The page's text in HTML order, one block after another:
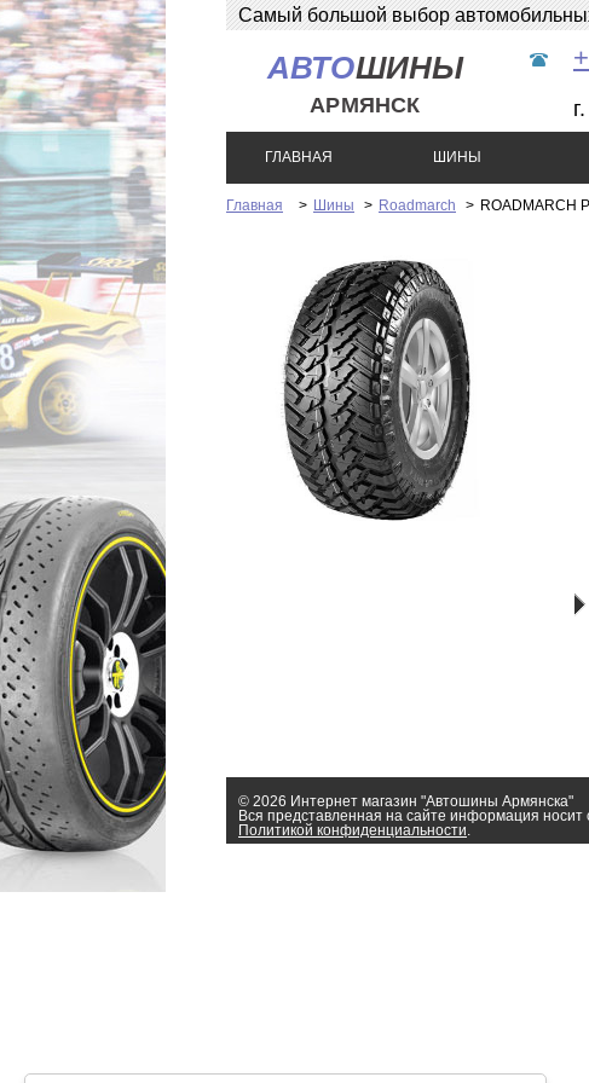
Самый большой выбор
АВТОШИНЫ
АРМЯНСК
ГЛАВНАЯ ШИНЫ
Главная > Шины > Roadmarch > ROADMARCH
© 2026 Интернет магазин "Автошины Армянска"
Вся представленная на сайте информация носит
Политикой конфиденциальности.